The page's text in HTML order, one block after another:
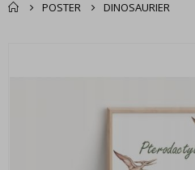
POSTER DINOSAURIER